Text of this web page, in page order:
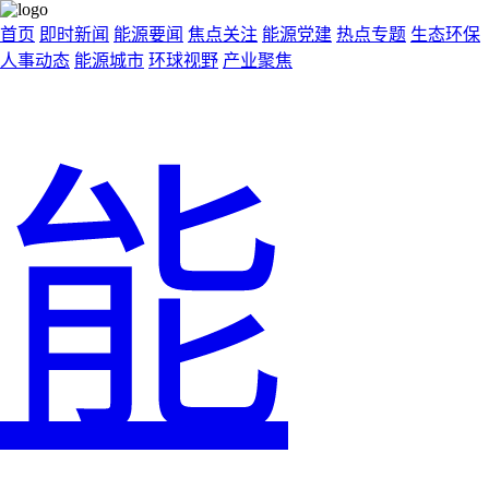
首页 即时新闻 能源要闻 焦点关注 能源党建 热点专题 生态环保
人事动态 能源城市 环球视野 产业聚焦
能